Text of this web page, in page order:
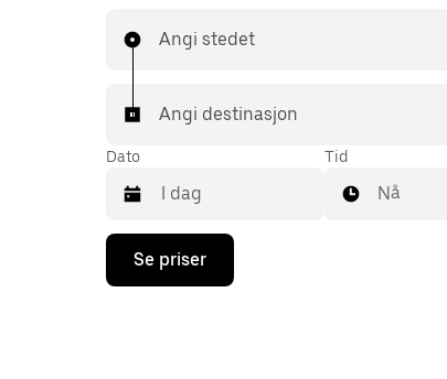
Angi stedet
Angi destinasjon
Dato
Trykk
piltast
Tid
Nå
Se priser